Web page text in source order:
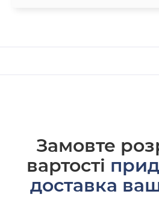
Замовте
вартості
доставка